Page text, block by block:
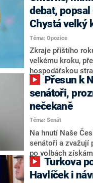
debat,
Chystá velký
Téma: Opozice
Zkraje příštího
velkému kroku,
hospodářskou
stárnutí
nový předseda
senátních
aktivitu opozice, o
komentátoři mluví
úmorná práce
námi navíc
svoje témata,“
NEWS.
senátoři,
nečekaně
Téma: Senát
Na hnutí Naše
senátoři a zvažují
po volbách
NEWS to řekl
Martin Kuba.
Havlíček i